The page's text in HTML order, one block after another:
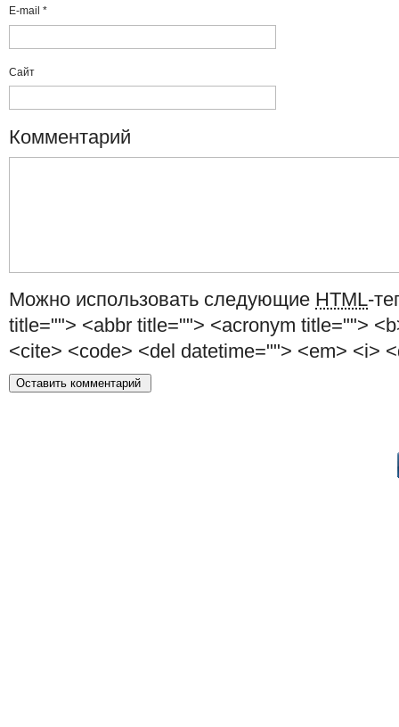
E-mail *
Сайт
Комментарий
Можно использовать следующие HTML-
title=""> <abbr title=""> <acronym title="">
<cite> <code> <del datetime=""> <em> <i>